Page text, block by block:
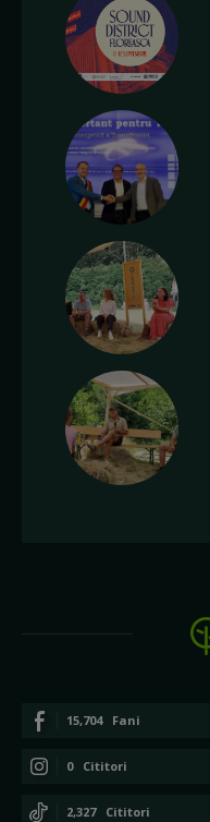
15,704 Fani
0 Cititori
2,327 Cititori